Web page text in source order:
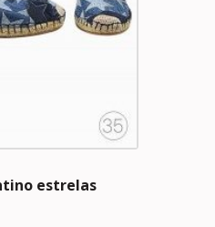
estrelas